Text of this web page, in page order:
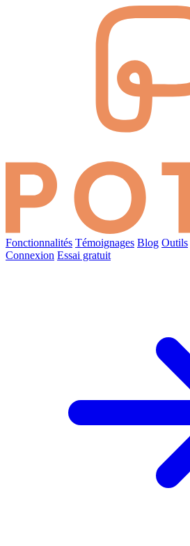
Fonctionnalités Témoignages Blog Outils
Connexion Essai gratuit